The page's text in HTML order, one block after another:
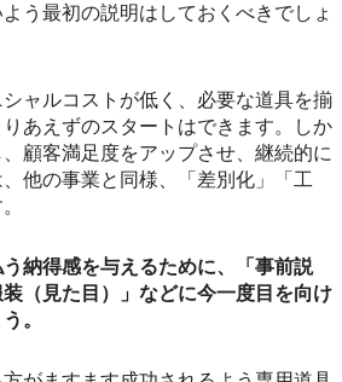
う最初の説明はしておくべきでしょ
ャルコストが低く、必要な道具を揃
あえずのスタートはできます。しか
顧客満足度をアップさせ、継続的に
他の事業と同様、「差別化」「工
納得感を与えるために、「事前説
（見た目）」などに今一度目を向け
。